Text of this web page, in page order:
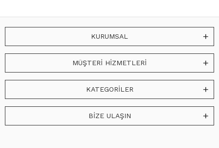
KURUMSAL
MÜŞTERİ HİZMETLERİ
KATEGORİLER
BİZE ULAŞIN